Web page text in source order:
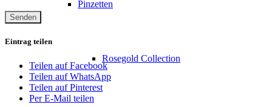
Pinzetten
Rosegold Collection
Eintrag teilen
Teilen auf Facebook
Teilen auf WhatsApp
Teilen auf Pinterest
Per E-Mail teilen